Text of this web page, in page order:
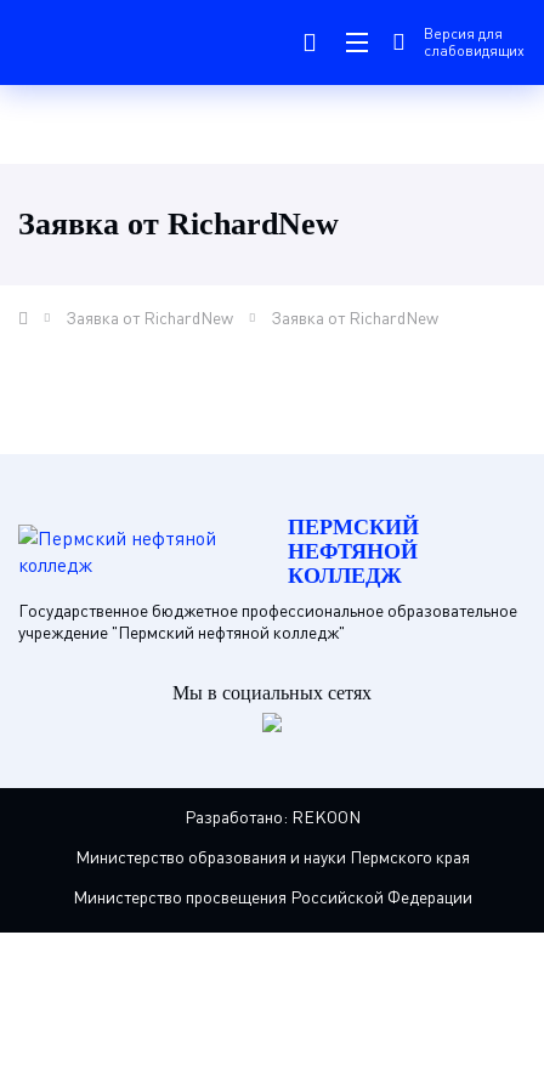
Версия для
слабовидящих
Заявка от RichardNew
Заявка от RichardNew Заявка от RichardNew
ПЕРМСКИЙ
НЕФТЯНОЙ
КОЛЛЕДЖ
Государственное бюджетное профессиональное образовательное
учреждение "Пермский нефтяной колледж"
Мы в социальных сетях
Разработано: REKOON
Министерство образования и науки Пермского края
Министерство просвещения Российской Федерации